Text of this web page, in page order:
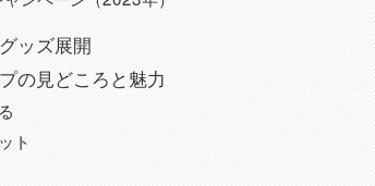
ッズ展開
の見どころと魅力
ト